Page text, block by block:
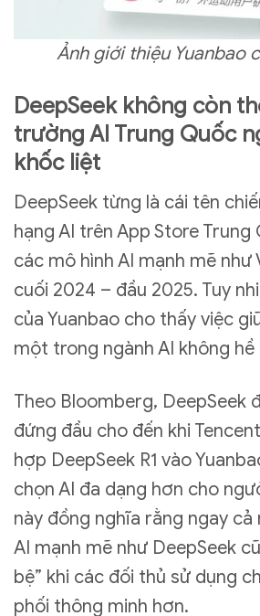
Ảnh giới thiệu Yuanbao
DeepSeek không còn
trường AI Trung Quốc
khốc liệt
DeepSeek từng là cái tên
hạng AI trên App Store
các mô hình AI mạnh mẽ như
cuối 2024 – đầu 2025. Tuy
của Yuanbao cho thấy việc
một trong ngành AI không hề
Theo Bloomberg, DeepSeek
đứng đầu cho đến khi
hợp DeepSeek R1 vào
chọn AI đa dạng hơn cho
này đồng nghĩa rằng ngay
AI mạnh mẽ như DeepSeek
bệ” khi các đối thủ sử dụng
phối thông minh hơn.